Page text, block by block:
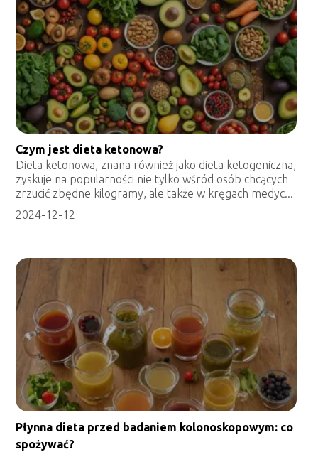
Czym jest dieta ketonowa?
Dieta ketonowa, znana również jako dieta ketogeniczna,
zyskuje na popularności nie tylko wśród osób chcących
zrzucić zbędne kilogramy, ale także w kręgach medyc...
2024-12-12
Płynna dieta przed badaniem kolonoskopowym: co
spożywać?